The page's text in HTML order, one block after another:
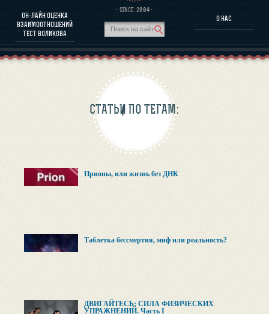
ОН-ЛАЙН ОЦЕНКА
ВЗАИМООТНОШЕНИЙ
ТЕСТ ВОЛИКОВА
· SINCE. 2004 ·
О НАС
О ПРОГРАММЕ
ПРОГНОЗЫ И АНАЛИТИКА
СТАТЬИ ПО ТЕГАМ:
Прионы, или жизнь без ДНК
Таблетка бессмертия, миф или реальность?
ДВИГАЙТЕСЬ: СИЛА ФИЗИЧЕСКИХ
УПРАЖНЕНИЙ. Часть I